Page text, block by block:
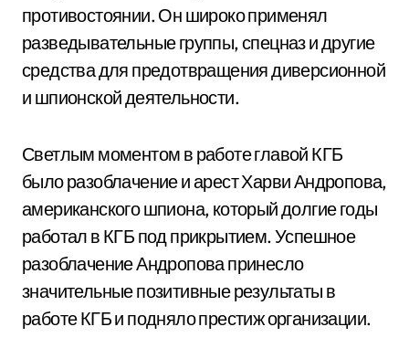
противостоянии. Он широко применял
разведывательные группы, спецназ и другие
средства для предотвращения диверсионной
и шпионской деятельности.
Светлым моментом в работе главой КГБ
было разоблачение и арест Харви Андропова,
американского шпиона, который долгие годы
работал в КГБ под прикрытием. Успешное
разоблачение Андропова принесло
значительные позитивные результаты в
работе КГБ и подняло престиж организации.